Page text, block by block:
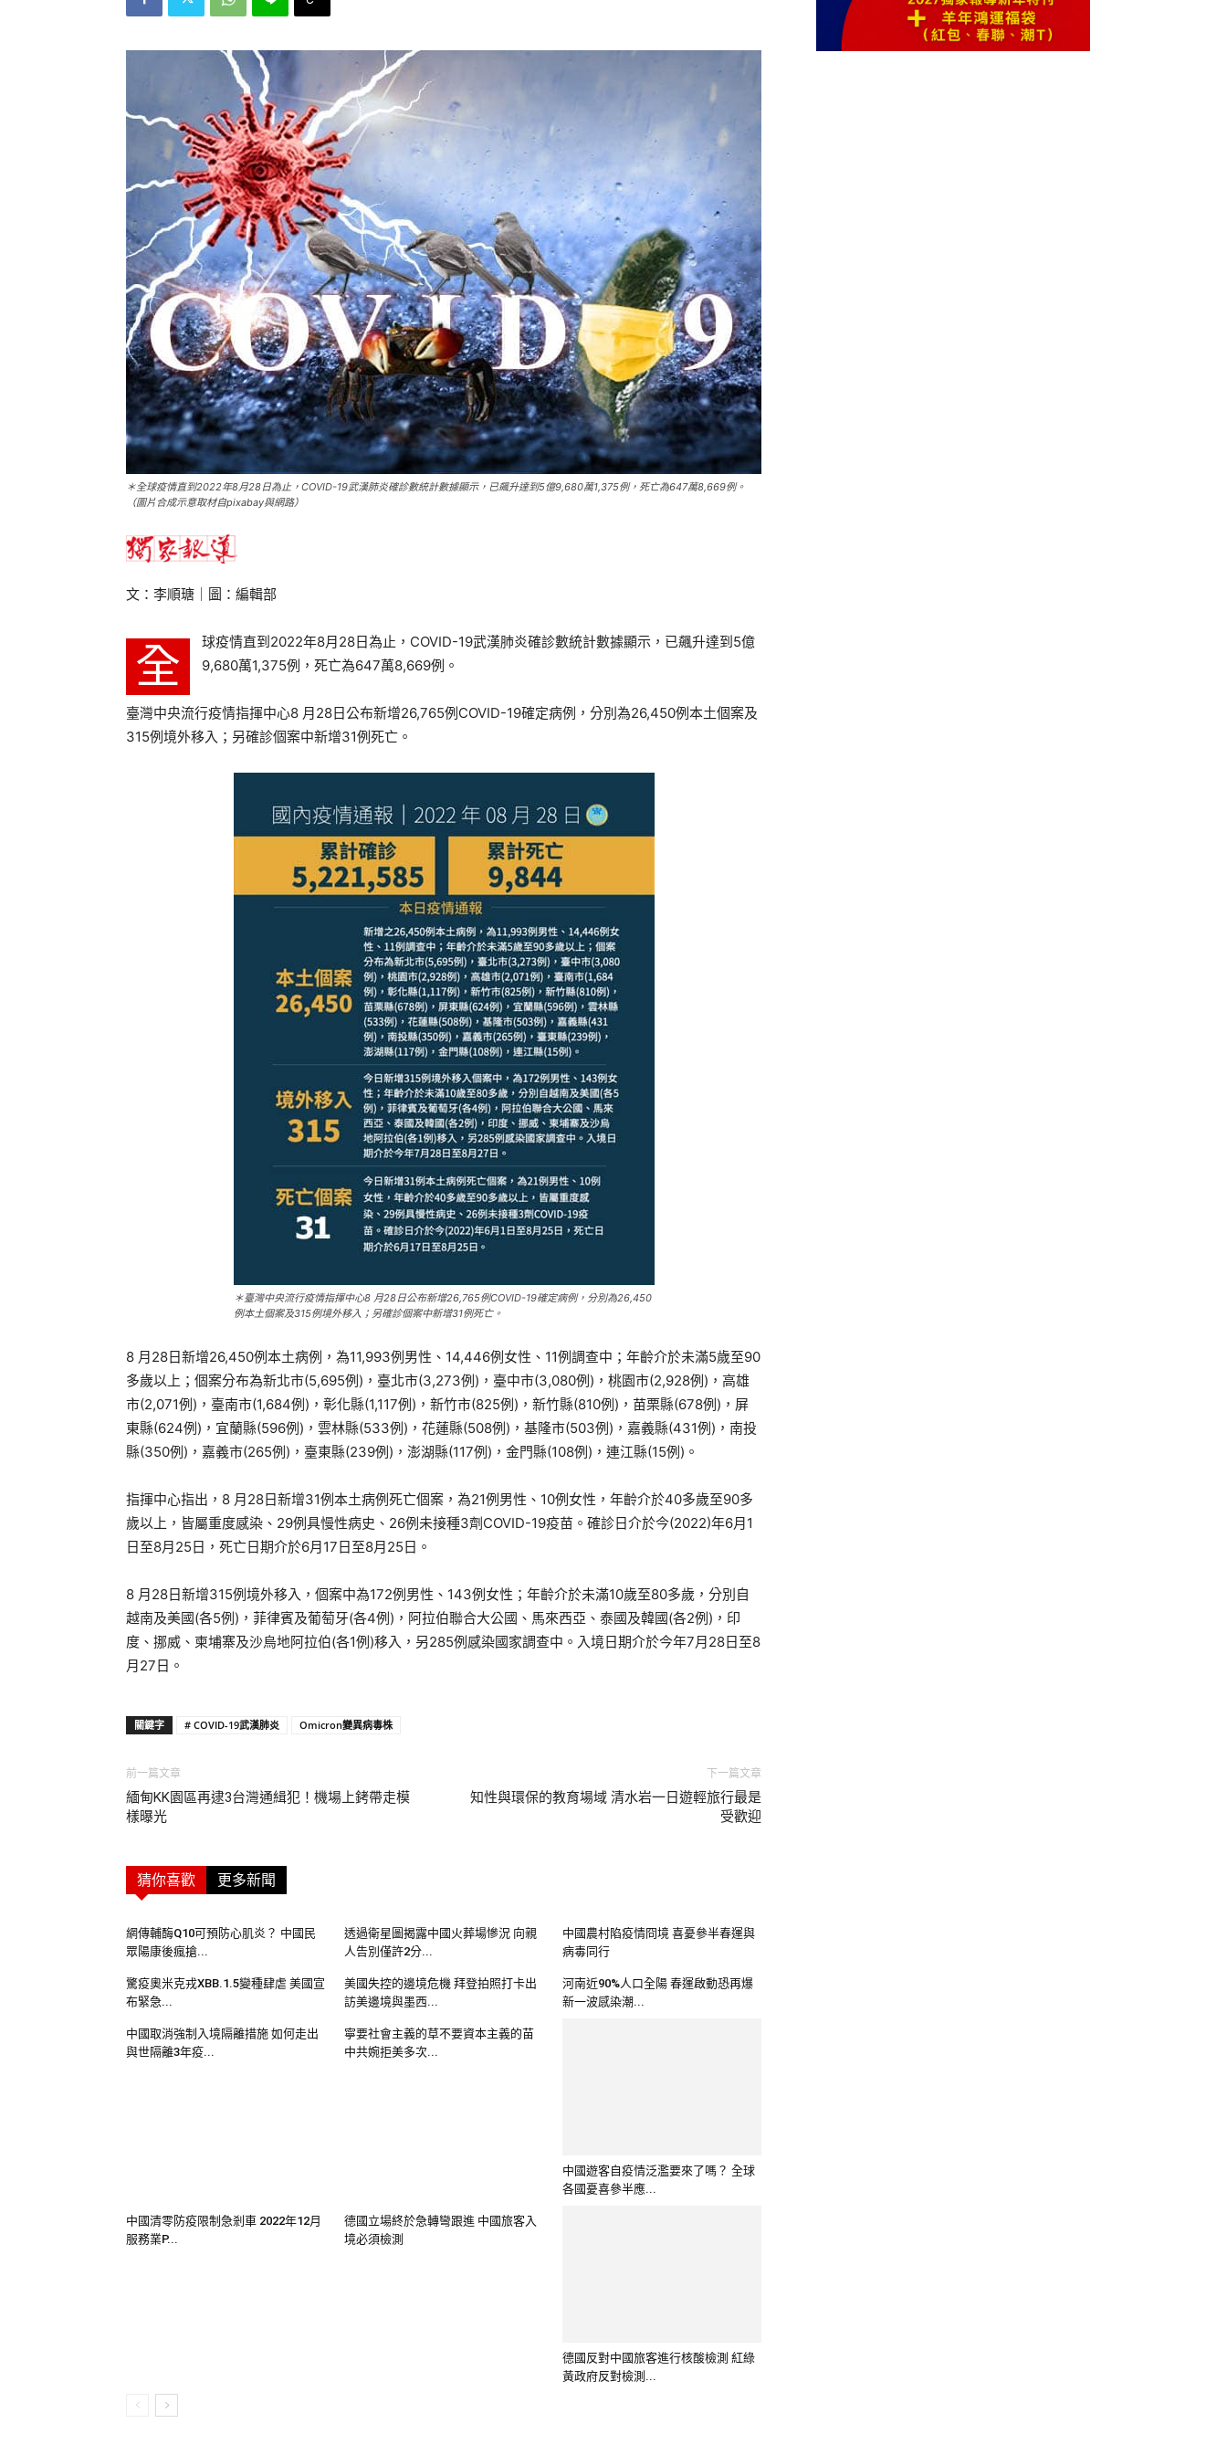
＊全球疫情直到2022年8月28日為止，COVID-19武漢肺炎確診數統計數據顯示，已飆升達到5億9,680萬1,375例，死亡為647萬8,669例。
（圖片合成示意取材自pixabay與網路）
文：李順瑭｜圖：編輯部
全
球疫情直到2022年8月28日為止，COVID-19武漢肺炎確診數統計數據顯示，已飆升達到5億
9,680萬1,375例，死亡為647萬8,669例。
臺灣中央流行疫情指揮中心8 月28日公布新增26,765例COVID-19確定病例，分別為26,450例本土個案及
315例境外移入；另確診個案中新增31例死亡。
＊臺灣中央流行疫情指揮中心8 月28日公布新增26,765例COVID-19確定病例，分別為26,450
例本土個案及315例境外移入；另確診個案中新增31例死亡。
8 月28日新增26,450例本土病例，為11,993例男性、14,446例女性、11例調查中；年齡介於未滿5歲至90
多歲以上；個案分布為新北市(5,695例)，臺北市(3,273例)，臺中市(3,080例)，桃園市(2,928例)，高雄
市(2,071例)，臺南市(1,684例)，彰化縣(1,117例)，新竹市(825例)，新竹縣(810例)，苗栗縣(678例)，屏
東縣(624例)，宜蘭縣(596例)，雲林縣(533例)，花蓮縣(508例)，基隆市(503例)，嘉義縣(431例)，南投
縣(350例)，嘉義市(265例)，臺東縣(239例)，澎湖縣(117例)，金門縣(108例)，連江縣(15例)。
指揮中心指出，8 月28日新增31例本土病例死亡個案，為21例男性、10例女性，年齡介於40多歲至90多
歲以上，皆屬重度感染、29例具慢性病史、26例未接種3劑COVID-19疫苗。確診日介於今(2022)年6月1
日至8月25日，死亡日期介於6月17日至8月25日。
8 月28日新增315例境外移入，個案中為172例男性、143例女性；年齡介於未滿10歲至80多歲，分別自
越南及美國(各5例)，菲律賓及葡萄牙(各4例)，阿拉伯聯合大公國、馬來西亞、泰國及韓國(各2例)，印
度、挪威、柬埔寨及沙烏地阿拉伯(各1例)移入，另285例感染國家調查中。入境日期介於今年7月28日至8
月27日。
關鍵字 # COVID-19武漢肺炎 Omicron變異病毒株
前一篇文章
緬甸KK園區再逮3台灣通緝犯！機場上銬帶走模
樣曝光
下一篇文章
知性與環保的教育場域 清水岩一日遊輕旅行最是
受歡迎
猜你喜歡 更多新聞
網傳輔酶Q10可預防心肌炎？ 中國民
眾陽康後瘋搶...
透過衛星圖揭露中國火葬場慘況 向親
人告別僅許2分...
中國農村陷疫情冏境 喜憂參半春運與
病毒同行
驚疫奧米克戎XBB.1.5變種肆虐 美國宣
布緊急...
美國失控的邊境危機 拜登拍照打卡出
訪美邊境與墨西...
河南近90%人口全陽 春運啟動恐再爆
新一波感染潮...
中國取消強制入境隔離措施 如何走出
與世隔離3年疫...
寧要社會主義的草不要資本主義的苗
中共婉拒美多次...